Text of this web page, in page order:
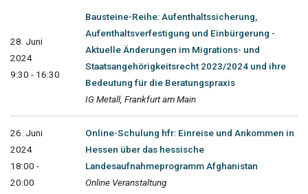
28. Juni
2024
9:30 - 16:30
Bausteine-Reihe: Aufenthaltssicherung,
Aufenthaltsverfestigung und Einbürgerung -
Aktuelle Änderungen im Migrations- und
Staatsangehörigkeitsrecht 2023/2024 und ihre
Bedeutung für die Beratungspraxis
IG Metall, Frankfurt am Main
26. Juni
2024
18:00 -
20:00
Online-Schulung hfr: Einreise und Ankommen in
Hessen über das hessische
Landesaufnahmeprogramm Afghanistan
Online Veranstaltung